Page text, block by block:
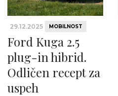
29.12.2025 MOBILNOST
Ford Kuga 2.5
plug-in hibrid.
Odličen recept za
uspeh